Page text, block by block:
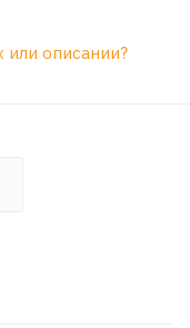
или описании?